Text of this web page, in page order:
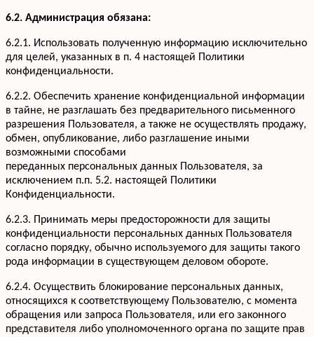
6.2. Администрация обязана:
6.2.1. Использовать полученную информацию исключительно
для целей, указанных в п. 4 настоящей Политики
конфиденциальности.
6.2.2. Обеспечить хранение конфиденциальной информации
в тайне, не разглашать без предварительного письменного
разрешения Пользователя, а также не осуществлять продажу,
обмен, опубликование, либо разглашение иными
возможными способами
переданных персональных данных Пользователя, за
исключением п.п. 5.2. настоящей Политики
Конфиденциальности.
6.2.3. Принимать меры предосторожности для защиты
конфиденциальности персональных данных Пользователя
согласно порядку, обычно используемого для защиты такого
рода информации в существующем деловом обороте.
6.2.4. Осуществить блокирование персональных данных,
относящихся к соответствующему Пользователю, с момента
обращения или запроса Пользователя, или его законного
представителя либо уполномоченного органа по защите прав